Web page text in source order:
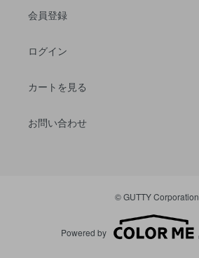
会員登録
ログイン
カートを見る
お問い合わせ
© GUTTY Corporation
Powered by